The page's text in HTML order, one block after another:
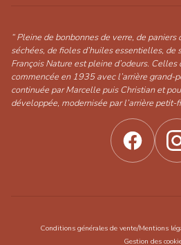
“ Pleine de bonbonnes de verre, de
séchées, de fioles d’huiles essentielles, de
François Nature est pleine d’odeurs.
commencée en 1935 avec l’arrière grand-
continuée par Marcelle puis Christian et
développée, modernisée par l’arrière petit-
Conditions générales de vente/Mentions
Gestion des